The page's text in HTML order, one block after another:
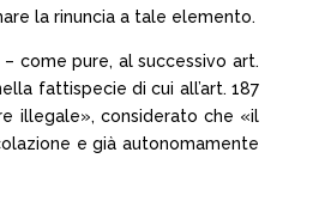
la rinuncia a tale elemento.
come pure, al successivo art.
fattispecie di cui all’art. 187
illegale», considerato che «il
e già autonomamente